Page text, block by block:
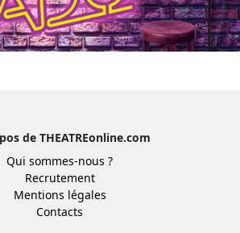
de THEATREonline.com
Qui sommes-nous ?
Recrutement
Mentions légales
Contacts